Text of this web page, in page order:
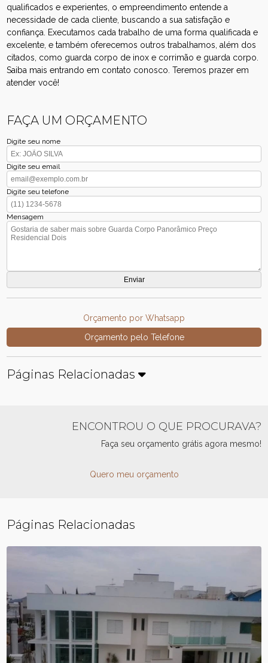
qualificados e experientes, o empreendimento entende a
necessidade de cada cliente, buscando a sua satisfação e
confiança. Executamos cada trabalho de uma forma qualificada e
excelente, e também oferecemos outros trabalhamos, além dos
citados, como guarda corpo de inox e corrimão e guarda corpo.
Saiba mais entrando em contato conosco. Teremos prazer em
atender você!
FAÇA UM ORÇAMENTO
Digite seu nome
Digite seu email
Digite seu telefone
Mensagem
Orçamento por Whatsapp
Orçamento pelo Telefone
Páginas Relacionadas
ENCONTROU O QUE PROCURAVA?
Faça seu orçamento grátis agora mesmo!
Quero meu orçamento
Páginas Relacionadas